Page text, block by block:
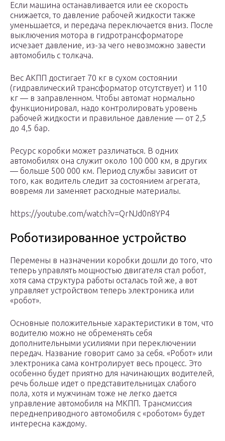
Если машина останавливается или ее скорость
снижается, то давление рабочей жидкости также
уменьшается, и передача переключается вниз. После
выключения мотора в гидротрансформаторе
исчезает давление, из-за чего невозможно завести
автомобиль с толкача.
Вес АКПП достигает 70 кг в сухом состоянии
(гидравлический трансформатор отсутствует) и 110
кг — в заправленном. Чтобы автомат нормально
функционировал, надо контролировать уровень
рабочей жидкости и правильное давление — от 2,5
до 4,5 бар.
Ресурс коробки может различаться. В одних
автомобилях она служит около 100 000 км, в других
— больше 500 000 км. Период службы зависит от
того, как водитель следит за состоянием агрегата,
вовремя ли заменяет расходные материалы.
https://youtube.com/watch?v=QrNJd0n8YP4
Роботизированное устройство
Перемены в назначении коробки дошли до того, что
теперь управлять мощностью двигателя стал робот,
хотя сама структура работы осталась той же, а вот
управляет устройством теперь электроника или
«робот».
Основные положительные характеристики в том, что
водителю можно не обременять себя
дополнительными усилиями при переключении
передач. Название говорит само за себя. «Робот» или
электроника сама контролирует весь процесс. Это
особенно будет приятно для начинающих водителей,
речь больше идет о представительницах слабого
пола, хотя и мужчинам тоже не легко дается
управление автомобиля на МКПП. Трансмиссия
переднеприводного автомобиля с «роботом» будет
интересна каждому.